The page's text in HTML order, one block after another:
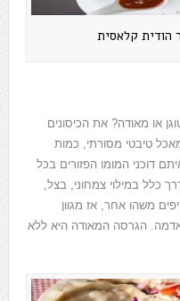
הודית קלאסית
או מאודה? את הכיסונים
טיבטי מסורתי, כמות
דוכני המומו הפזורים בכל
כלל במילוי צמחוני, בצל,
משהו אחר, אז מגוון
אדמה. הגרסה המאודה היא ללא